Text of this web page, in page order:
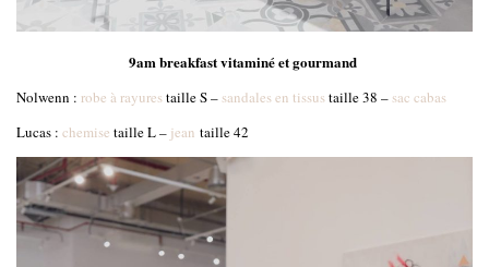
9am breakfast vitaminé et gourmand
Nolwenn : robe à rayurestaille S – sandales en tissustaille 38 – sac cabas
Lucas : chemise taille L – jean taille 42